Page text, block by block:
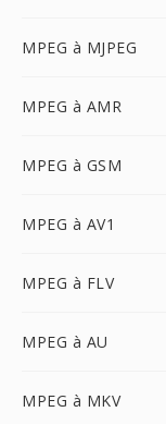
MPEG à MJPEG
MPEG à AMR
MPEG à GSM
MPEG à AV1
MPEG à FLV
MPEG à AU
MPEG à MKV